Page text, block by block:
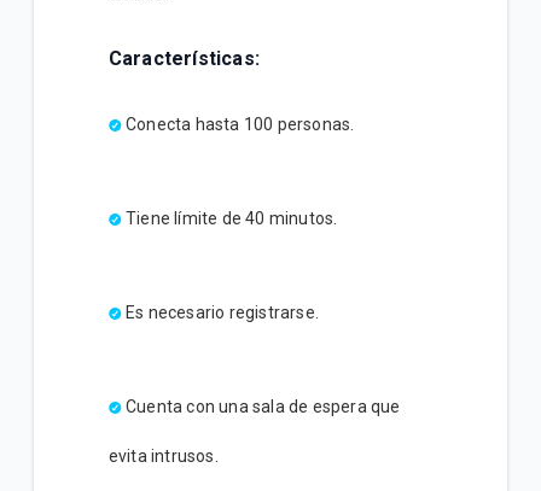
Características:
Conecta hasta 100 personas.
Tiene límite de 40 minutos.
Es necesario registrarse.
Cuenta con una sala de espera que
evita intrusos.